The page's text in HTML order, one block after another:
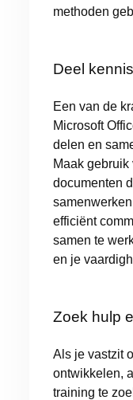
methoden
Deel
Een van de
Microsoft
delen en
Maak
documenten
efficiënt
samen te
en je
Zoek hulp
Als je vastzit
ontwikkelen,
training te